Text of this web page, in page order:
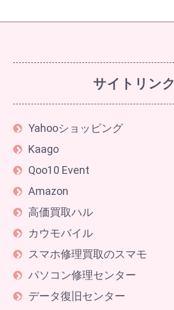
サイトリンク
Yahooショッピング
Kaago
Qoo10 Event
Amazon
高価買取ハル
カウモバイル
スマホ修理買取のスマモ
パソコン修理センター
データ復旧センター